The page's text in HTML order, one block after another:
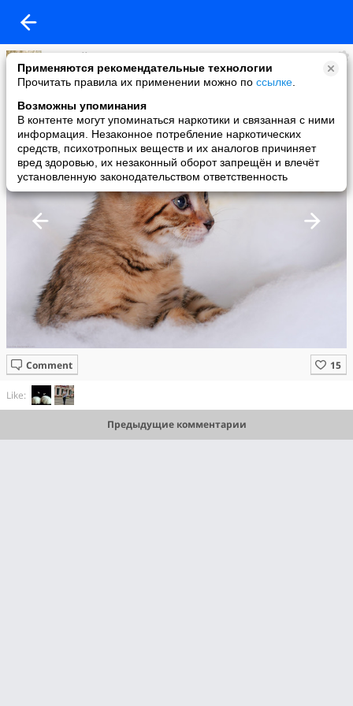
Применяются рекомендательные технологии
Прочитать правила их применении можно по ссылке
Возможны упоминания
В контенте могут упоминаться наркотики и связанная с ними
информация. Незаконное потребление наркотических
средств, психотропных веществ и их аналогов причиняет
вред здоровью, их незаконный оборот запрещён и влечёт
установленную законодательством ответственность
Алексей Разумов
added a photo
30 Mar в 23:06
Comment
Like:
Предыдущие комментарии